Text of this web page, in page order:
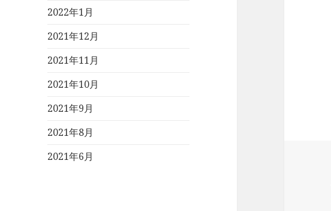
2022年1月
2021年12月
2021年11月
2021年10月
2021年9月
2021年8月
2021年6月